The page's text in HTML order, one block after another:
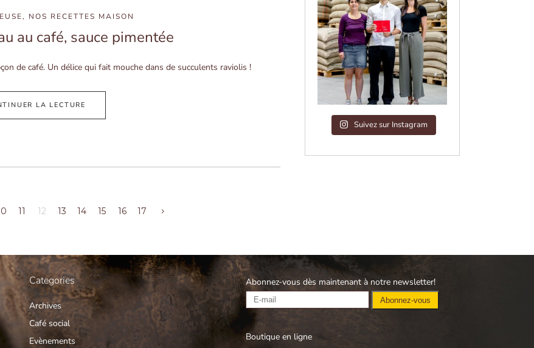
, NOS RECETTES MAISON
au café, sauce pimentée
de café. Un délice qui fait mouche dans de succulents raviolis !
LA LECTURE
11 12 13 14 15 16 17
Suivez sur Instagram
Categories
Archives
Café social
Evènements
Abonnez-vous dès maintenant à notre newsletter!
Boutique en ligne